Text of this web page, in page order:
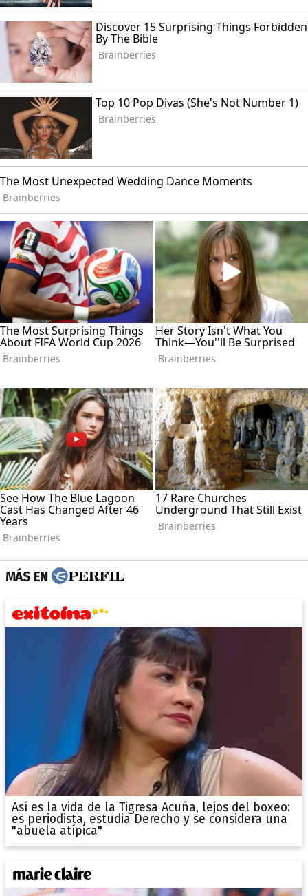
MÁS EN
Así es la vida de la Tigresa Acuña, lejos del boxeo:
es periodista, estudia Derecho y se considera una
"abuela atípica"